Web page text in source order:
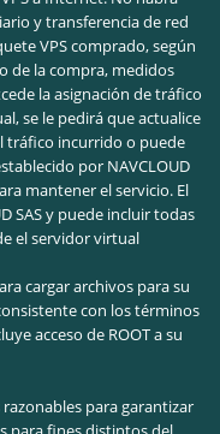
y transferencia de red
VPS comprado, según
de la compra, medidos
la asignación de tráfico
se le pedirá que actualice
tráfico incurrido o puede
por NAVCLOUD
mantener el servicio. El
SAS y puede incluir todas
el servidor virtual.
cargar archivos para su
con los términos
acceso de ROOT a su
razonables para garantizar